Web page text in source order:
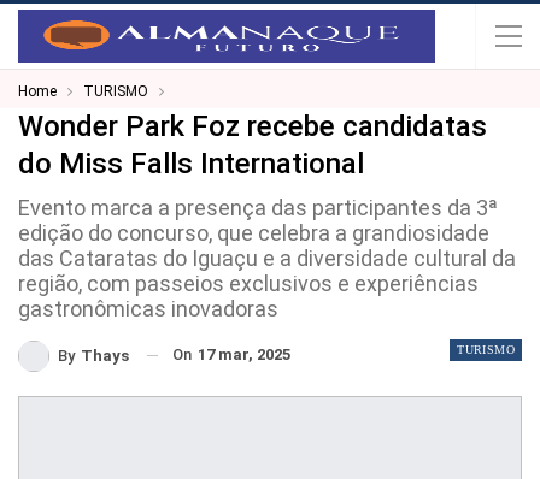
Home TURISMO
Wonder Park Foz recebe candidatas
do Miss Falls International
Evento marca a presença das participantes da 3ª
edição do concurso, que celebra a grandiosidade
das Cataratas do Iguaçu e a diversidade cultural da
região, com passeios exclusivos e experiências
gastronômicas inovadoras
TURISMO
By Thays On 17 mar, 2025